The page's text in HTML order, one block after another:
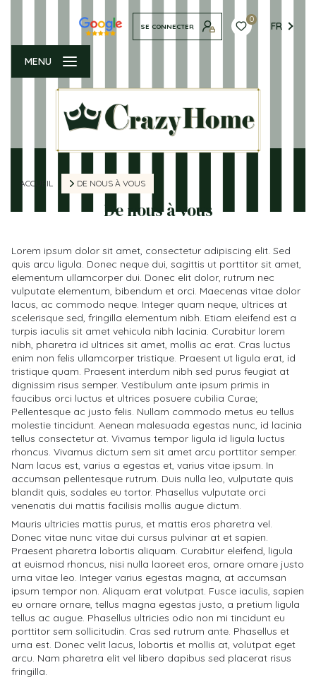
SE CONNECTER
0
FR
MENU
ACCUEIL DE NOUS À VOUS
De nous à vous
Lorem ipsum dolor sit amet, consectetur adipiscing elit. Sed
quis arcu ligula. Donec neque dui, sagittis ut porttitor sit amet,
elementum ullamcorper dui. Donec elit dolor, rutrum nec
vulputate elementum, bibendum et orci. Maecenas vitae dolor
lacus, ac commodo neque. Integer quam neque, ultrices at
scelerisque sed, fringilla elementum nibh. Etiam eleifend est a
turpis iaculis sit amet vehicula nibh lacinia. Curabitur lorem
nibh, pharetra id ultrices sit amet, mollis ac erat. Cras luctus
enim non felis ullamcorper tristique. Praesent ut ligula erat, id
tristique quam. Praesent interdum nibh sed purus feugiat at
dignissim risus semper. Vestibulum ante ipsum primis in
faucibus orci luctus et ultrices posuere cubilia Curae;
Pellentesque ac justo felis. Nullam commodo metus eu tellus
molestie tincidunt. Aenean malesuada egestas nunc, id lacinia
tellus consectetur at. Vivamus tempor ligula id ligula luctus
rhoncus. Vivamus dictum sem sit amet arcu porttitor semper.
Nam lacus est, varius a egestas et, varius vitae ipsum. In
accumsan pellentesque rutrum. Duis nulla leo, vulputate quis
blandit quis, sodales eu tortor. Phasellus vulputate orci
venenatis dui mattis facilisis mollis augue dictum.
Mauris ultricies mattis purus, et mattis eros pharetra vel.
Donec vitae nunc vitae dui cursus pulvinar at et sapien.
Praesent pharetra lobortis aliquam. Curabitur eleifend, ligula
at euismod rhoncus, nisi nulla laoreet eros, ornare ornare justo
urna vitae leo. Integer varius egestas magna, at accumsan
ipsum tempor non. Aliquam erat volutpat. Fusce iaculis, sapien
eu ornare ornare, tellus magna egestas justo, a pretium ligula
tellus ac augue. Phasellus ultricies odio non mi tincidunt eu
porttitor sem sollicitudin. Cras sed rutrum ante. Phasellus et
urna est. Donec velit lacus, lobortis et mollis at, volutpat eget
arcu. Nam pharetra elit vel libero dapibus sed placerat risus
fringilla.